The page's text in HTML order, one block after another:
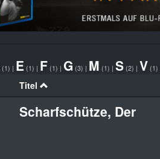
(1) | E (1) | F (1) | G (3) | M (1) | S (2) | V (1)
Titel
Scharfschütze, Der